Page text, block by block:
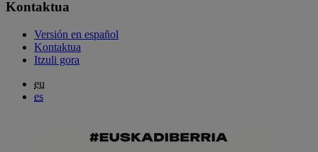
Kontaktua
Versión en español
Kontaktua
Itzuli gora
eu
es